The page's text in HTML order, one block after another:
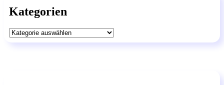
Kategorien
Kategorien